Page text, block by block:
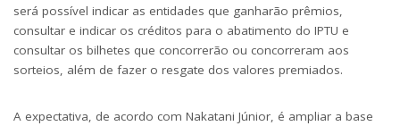
será possível indicar as entidades que ganharão prêmios,
consultar e indicar os créditos para o abatimento do IPTU e
consultar os bilhetes que concorrerão ou concorreram aos
sorteios, além de fazer o resgate dos valores premiados.
A expectativa, de acordo com Nakatani Júnior, é ampliar a base